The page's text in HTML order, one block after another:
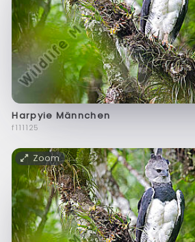
Harpyie Männchen
f111125
Zoom